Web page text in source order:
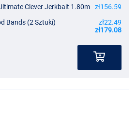
Clever Jerkbait 1.80m
zł156.59
Bands (2 Sztuki)
zł22.49
zł179.08